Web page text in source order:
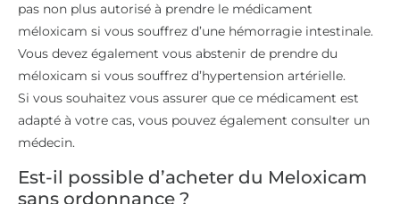
pas non plus autorisé à prendre le médicament
méloxicam si vous souffrez d’une hémorragie intestinale.
Vous devez également vous abstenir de prendre du
méloxicam si vous souffrez d’hypertension artérielle.
Si vous souhaitez vous assurer que ce médicament est
adapté à votre cas, vous pouvez également consulter un
médecin.
Est-il possible d’acheter du Meloxicam
sans ordonnance ?